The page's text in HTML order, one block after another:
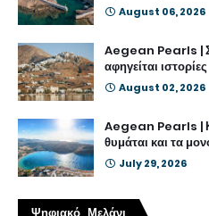
August 06, 2026
Aegean Pearls |
αφηγείται ιστορίες
August 02, 2026
Aegean Pearls |
θυμάται και τα
July 29, 2026